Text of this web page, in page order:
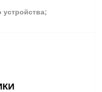
устройства;